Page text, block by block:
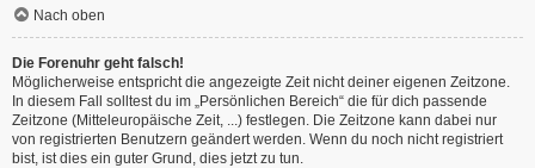
Nach oben
Die Forenuhr geht falsch!
Möglicherweise entspricht die angezeigte Zeit nicht deiner eigenen Zeitzone.
In diesem Fall solltest du im „Persönlichen Bereich“ die für dich passende
Zeitzone (Mitteleuropäische Zeit, ...) festlegen. Die Zeitzone kann dabei nur
von registrierten Benutzern geändert werden. Wenn du noch nicht registriert
bist, ist dies ein guter Grund, dies jetzt zu tun.